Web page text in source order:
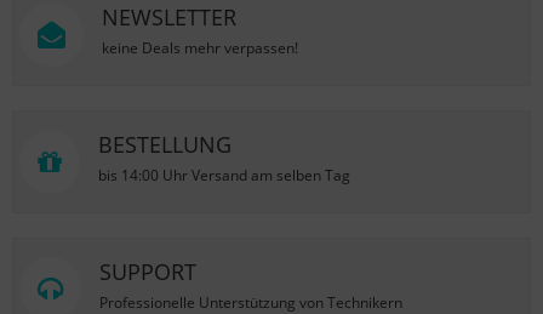
NEWSLETTER
keine Deals mehr verpassen!
BESTELLUNG
bis 14:00 Uhr Versand am selben Tag
SUPPORT
Professionelle Unterstützung von Technikern